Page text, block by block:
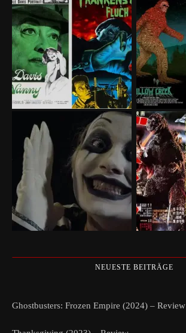
NEUESTE BEITRÄGE
Ghostbusters: Frozen Empire (2024) – Review